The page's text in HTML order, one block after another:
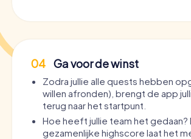
04 Ga voor de winst
Zodra jullie alle quests hebben
willen afronden), brengt de app
terug naar het startpunt.
Hoe heeft jullie team het gedaan?
gezamenlijke highscore laat het